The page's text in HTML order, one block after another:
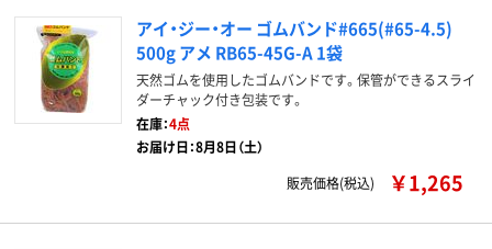
アイ・ジー・オー ゴムバンド#665(#65-4.5)
500g アメ RB65-45G-A 1袋
天然ゴムを使用したゴムバンドです。保管ができるスライ
ダーチャック付き包装です。
在庫：4点
お届け日：8月8日（土）
販売価格(税込)
￥1,265